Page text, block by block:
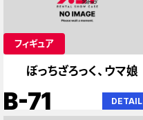
フィギュア
ぼっちざろっく、ウマ娘
B-71 DETAIL